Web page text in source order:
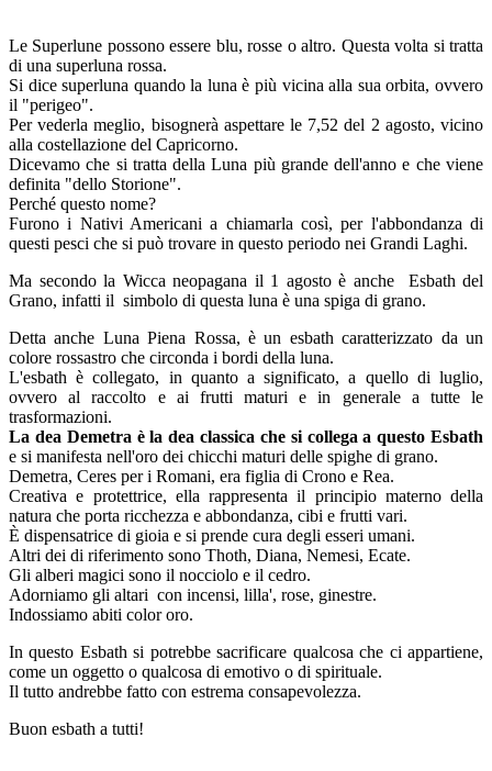
Le Superlune possono essere blu, rosse o altro. Questa volta si tratta
di una superluna rossa.
Si dice superluna quando la luna è più vicina alla sua orbita, ovvero
il "perigeo".
Per vederla meglio, bisognerà aspettare le 7,52 del 2 agosto, vicino
alla costellazione del Capricorno.
Dicevamo che si tratta della Luna più grande dell'anno e che viene
definita "dello Storione".
Perché questo nome?
Furono i Nativi Americani a chiamarla così, per l'abbondanza di
questi pesci che si può trovare in questo periodo nei Grandi Laghi.
Ma secondo la Wicca neopagana il 1 agosto è anche Esbath del
Grano, infatti il simbolo di questa luna è una spiga di grano.
Detta anche Luna Piena Rossa, è un esbath caratterizzato da un
colore rossastro che circonda i bordi della luna.
L'esbath è collegato, in quanto a significato, a quello di luglio,
ovvero al raccolto e ai frutti maturi e in generale a tutte le
trasformazioni.
La dea Demetra è la dea classica che si collega a questo Esbath
e si manifesta nell'oro dei chicchi maturi delle spighe di grano.
Demetra, Ceres per i Romani, era figlia di Crono e Rea.
Creativa e protettrice, ella rappresenta il principio materno della
natura che porta ricchezza e abbondanza, cibi e frutti vari.
È dispensatrice di gioia e si prende cura degli esseri umani.
Altri dei di riferimento sono Thoth, Diana, Nemesi, Ecate.
Gli alberi magici sono il nocciolo e il cedro.
Adorniamo gli altari con incensi, lilla', rose, ginestre.
Indossiamo abiti color oro.
In questo Esbath si potrebbe sacrificare qualcosa che ci appartiene,
come un oggetto o qualcosa di emotivo o di spirituale.
Il tutto andrebbe fatto con estrema consapevolezza.
Buon esbath a tutti!